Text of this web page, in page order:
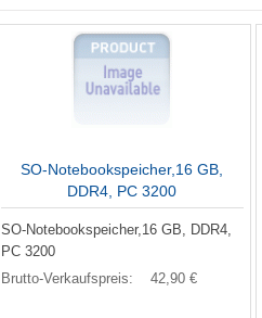
SO-Notebookspeicher,16 GB,
DDR4, PC 3200
SO-Notebookspeicher,16 GB, DDR4,
PC 3200
Brutto-Verkaufspreis:
42,90 €